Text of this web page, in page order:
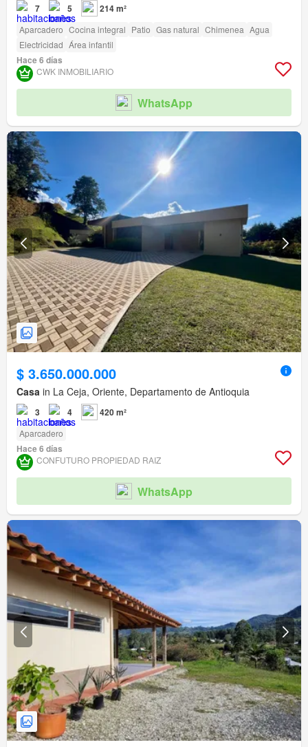
7 5 214 m²
Aparcadero Cocina integral Patio Gas natural Chimenea Agua
Electricidad Área infantil
Hace 6 días
CWK INMOBILIARIO
WhatsApp
$ 3.650.000.000
Casa in La Ceja, Oriente, Departamento de Antioquia
3 4 420 m²
Aparcadero
Hace 6 días
CONFUTURO PROPIEDAD RAIZ
WhatsApp